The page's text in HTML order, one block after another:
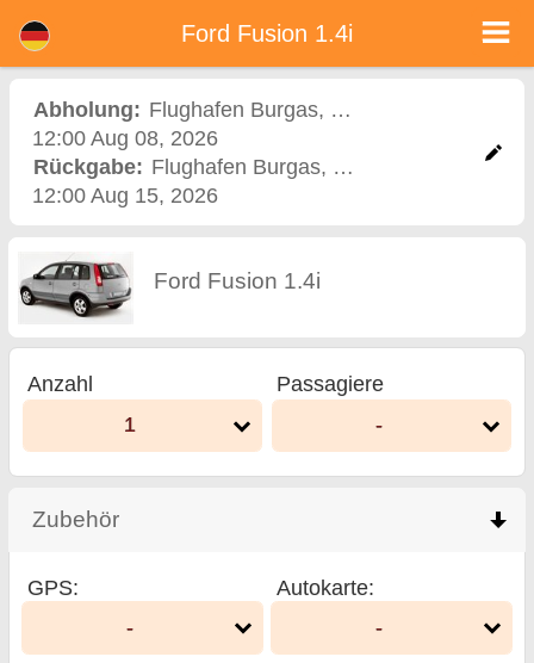
(ohne Selbstbeteiligung), unbegrenzte Kilometer, kostenlose Kindersitze, zusätzliche Fahrer kostenlos, niedrigen Preis
Autovermietung garantiert.
Ford Fusion 1.4i
Abholung: Flughafen Burgas, Flughafen
12:00 Aug 08, 2026
Rückgabe: Flughafen Burgas, Flughafen
12:00 Aug 15, 2026
Ford Fusion 1.4i
Anzahl
1
Passagiere
-
Zubehör
GPS:
-
Autokarte:
-